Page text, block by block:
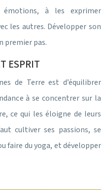
à les exprimer
les autres. Développer son
premier pas.
ESPRIT
de Terre est d’équilibrer
à se concentrer sur la
ce qui les éloigne de leurs
cultiver ses passions, se
faire du yoga, et développer